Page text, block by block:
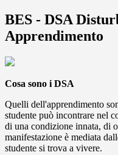
BES - DSA
Apprendimento
Cosa sono i DSA
Quelli dell'apprendimento
studente può incontrare nel
di una condizione innata, di
manifestazione è mediata
studente si trova a vivere.